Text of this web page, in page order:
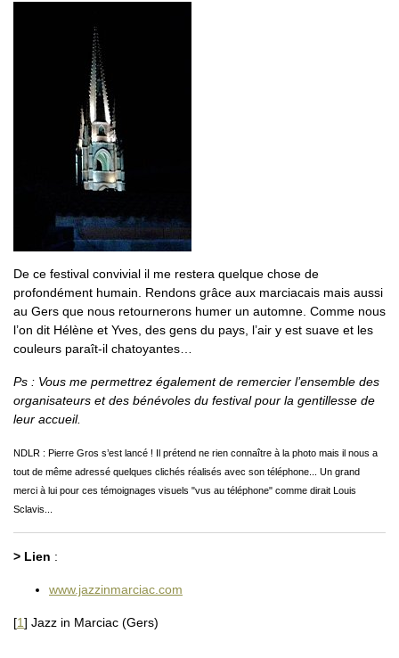
De ce festival convivial il me restera quelque chose de
profondément humain. Rendons grâce aux marciacais mais aussi
au Gers que nous retournerons humer un automne. Comme nous
l’on dit Hélène et Yves, des gens du pays, l’air y est suave et les
couleurs paraît-il chatoyantes…
Ps : Vous me permettrez également de remercier l’ensemble des
organisateurs et des bénévoles du festival pour la gentillesse de
leur accueil.
NDLR : Pierre Gros s’est lancé ! Il prétend ne rien connaître à la photo mais il nous a
tout de même adressé quelques clichés réalisés avec son téléphone... Un grand
merci à lui pour ces témoignages visuels "vus au téléphone" comme dirait Louis
Sclavis...
> Lien :
www.jazzinmarciac.com
[1] Jazz in Marciac (Gers)